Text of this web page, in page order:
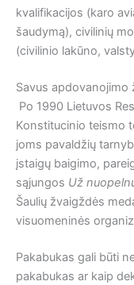
kvalifikacijos (karo
šaudymą), civilinių
(civilinio lakūno,
Savus apdovanojimo
Po 1990 Lietuvos
Konstitucinio teismo
joms pavaldžių
įstaigų baigimo,
sąjungos Už
Šaulių žvaigždės
visuomeninės
Pakabukas gali būti
pakabukas ar kaip